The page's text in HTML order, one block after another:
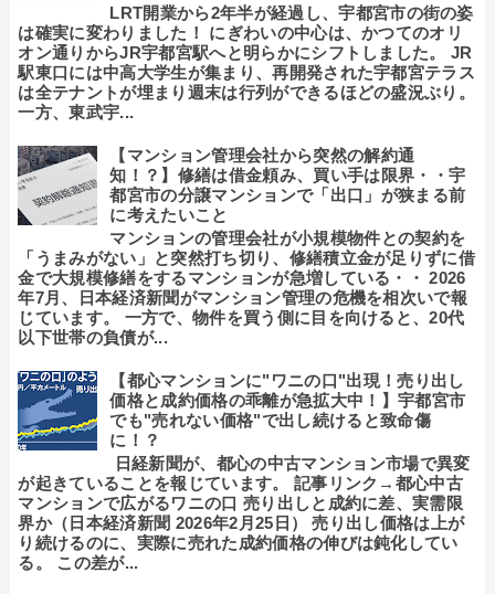
LRT開業から2年半が経過し、宇都宮市の街の姿
は確実に変わりました！ にぎわいの中心は、かつてのオリ
オン通りからJR宇都宮駅へと明らかにシフトしました。 JR
駅東口には中高大学生が集まり、再開発された宇都宮テラス
は全テナントが埋まり週末は行列ができるほどの盛況ぶり。
一方、東武宇...
【マンション管理会社から突然の解約通
知！？】修繕は借金頼み、買い手は限界・・宇
都宮市の分譲マンションで「出口」が狭まる前
に考えたいこと
マンションの管理会社が小規模物件との契約を
「うまみがない」と突然打ち切り、修繕積立金が足りずに借
金で大規模修繕をするマンションが急増している・・ 2026
年7月、日本経済新聞がマンション管理の危機を相次いで報
じています。 一方で、物件を買う側に目を向けると、20代
以下世帯の負債が...
【都心マンションに"ワニの口"出現！売り出し
価格と成約価格の乖離が急拡大中！】宇都宮市
でも"売れない価格"で出し続けると致命傷
に！？
日経新聞が、都心の中古マンション市場で異変
が起きていることを報じています。 記事リンク→都心中古
マンションで広がるワニの口 売り出しと成約に差、実需限
界か（日本経済新聞 2026年2月25日） 売り出し価格は上が
り続けるのに、実際に売れた成約価格の伸びは鈍化してい
る。 この差が...